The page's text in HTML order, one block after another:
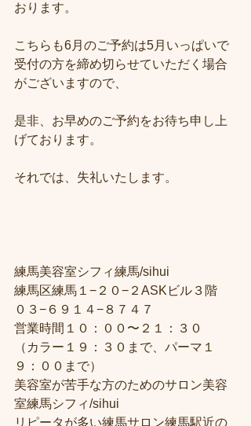
おります。
こちらも6月のご予約は5月いっぱいで
受付の方を締め切らせていただく場合
がございますので、
是非、お早めのご予約をお待ち申し上
げております。
それでは、失礼いたします。
練馬美容室シフィ練馬/sihui
練馬区練馬１−２０−２ASKビル３階
０３−６９１４−８７４７
営業時間１０：００〜２１：３０
（カラー１９：３０まで、パーマ１
９：００まで）
美容室が苦手な方のためのサロン美容
室練馬シフィ/sihui
リピータが多い練馬サロン練馬駅近の